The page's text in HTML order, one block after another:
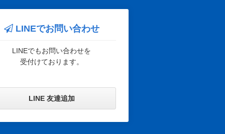
LINEでお問い合わせ
LINEでもお問い合わせを
受付けております。
LINE 友達追加